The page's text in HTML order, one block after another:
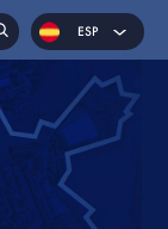
ESP
ENG
POR